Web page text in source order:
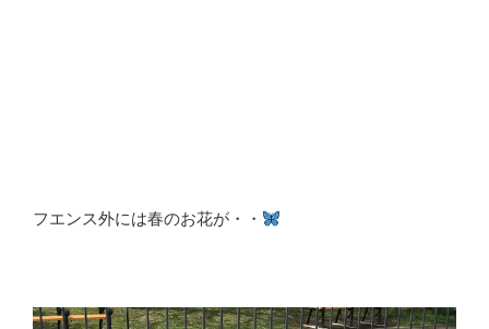
フエンス外には春のお花が・・